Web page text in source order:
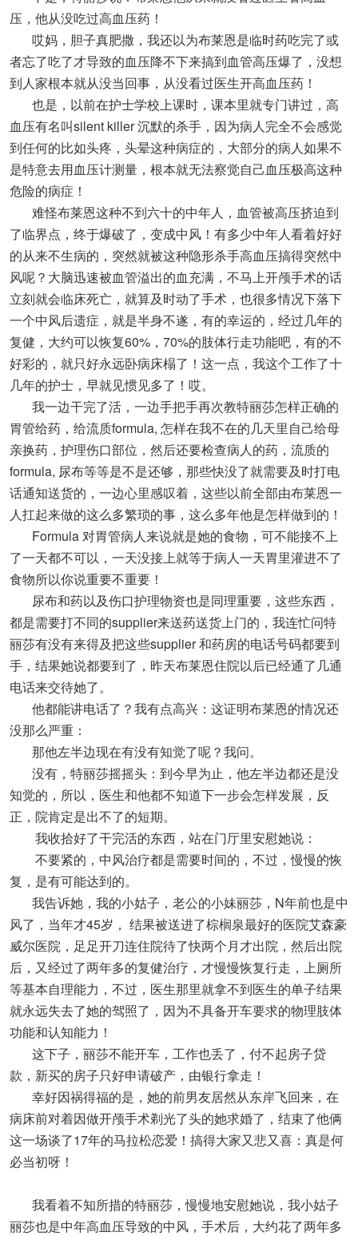
压，他从没吃过高血压药！
哎妈，胆子真肥撒，我还以为布莱恩是临时药吃完了或
者忘了吃了才导致的血压降不下来搞到血管高压爆了，没想
到人家根本就从没当回事，从没看过医生开高血压药！
也是，以前在护士学校上课时，课本里就专门讲过，高
血压有名叫silent killer 沉默的杀手，因为病人完全不会感觉
到任何的比如头疼，头晕这种病症的，大部分的病人如果不
是特意去用血压计测量，根本就无法察觉自己血压极高这种
危险的病症！
难怪布莱恩这种不到六十的中年人，血管被高压挤迫到
了临界点，终于爆破了，变成中风！有多少中年人看着好好
的从来不生病的，突然就被这种隐形杀手高血压搞得突然中
风呢？大脑迅速被血管溢出的血充满，不马上开颅手术的话
立刻就会临床死亡，就算及时动了手术，也很多情况下落下
一个中风后遗症，就是半身不遂，有的幸运的，经过几年的
复健，大约可以恢复60%，70%的肢体行走功能吧，有的不
好彩的，就只好永远卧病床榻了！这一点，我这个工作了十
几年的护士，早就见惯见多了！哎。
我一边干完了活，一边手把手再次教特丽莎怎样正确的
胃管给药，给流质formula, 怎样在我不在的几天里自己给母
亲换药，护理伤口部位，然后还要检查病人的药，流质的
formula, 尿布等等是不是还够，那些快没了就需要及时打电
话通知送货的，一边心里感叹着，这些以前全部由布莱恩一
人扛起来做的这么多繁琐的事，这么多年他是怎样做到的！
Formula 对胃管病人来说就是她的食物，可不能接不上
了一天都不可以，一天没接上就等于病人一天胃里灌进不了
食物所以你说重要不重要！
尿布和药以及伤口护理物资也是同理重要，这些东西，
都是需要打不同的supplier来送药送货上门的，我连忙问特
丽莎有没有来得及把这些supplier 和药房的电话号码都要到
手，结果她说都要到了，昨天布莱恩住院以后已经通了几通
电话来交待她了。
他都能讲电话了？我有点高兴：这证明布莱恩的情况还
没那么严重：
那他左半边现在有没有知觉了呢？我问。
没有，特丽莎摇摇头：到今早为止，他左半边都还是没
知觉的，所以，医生和他都不知道下一步会怎样发展，反
正，院肯定是出不了的短期。
我收拾好了干完活的东西，站在门厅里安慰她说：
不要紧的，中风治疗都是需要时间的，不过，慢慢的恢
复，是有可能达到的。
我告诉她，我的小姑子，老公的小妹丽莎，N年前也是中
风了，当年才45岁， 结果被送进了棕榈泉最好的医院艾森豪
威尔医院，足足开刀连住院待了快两个月才出院，然后出院
后，又经过了两年多的复健治疗，才慢慢恢复行走，上厕所
等基本自理能力，不过，医生那里就拿不到医生的单子结果
就永远失去了她的驾照了，因为不具备开车要求的物理肢体
功能和认知能力！
这下子，丽莎不能开车，工作也丢了，付不起房子贷
款，新买的房子只好申请破产，由银行拿走！
幸好因祸得福的是，她的前男友居然从东岸飞回来，在
病床前对着因做开颅手术剃光了头的她求婚了，结束了他俩
这一场谈了17年的马拉松恋爱！搞得大家又悲又喜：真是何
必当初呀！
我看着不知所措的特丽莎，慢慢地安慰她说，我小姑子
丽莎也是中年高血压导致的中风，手术后，大约花了两年多